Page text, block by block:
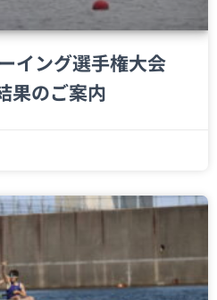
イング選手権大会
果のご案内